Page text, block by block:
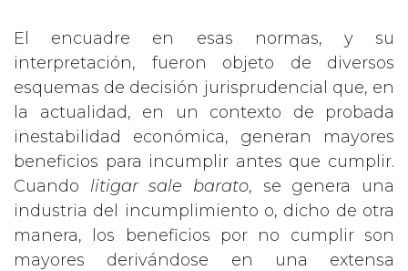
El encuadre en esas normas, y su
interpretación, fueron objeto de diversos
esquemas de decisión jurisprudencial que, en
la actualidad, en un contexto de probada
inestabilidad económica, generan mayores
beneficios para incumplir antes que cumplir.
Cuando litigar sale barato, se genera una
industria del incumplimiento o, dicho de otra
manera, los beneficios por no cumplir son
mayores derivándose en una extensa